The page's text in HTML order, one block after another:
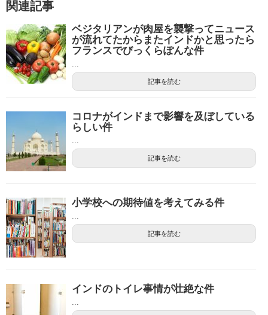
関連記事
ベジタリアンが肉屋を襲撃ってニュース
が流れてたからまたインドかと思ったら
フランスでびっくらぽんな件
記事を読む
コロナがインドまで影響を及ぼしている
らしい件
記事を読む
小学校への期待値を考えてみる件
記事を読む
インドのトイレ事情が壮絶な件